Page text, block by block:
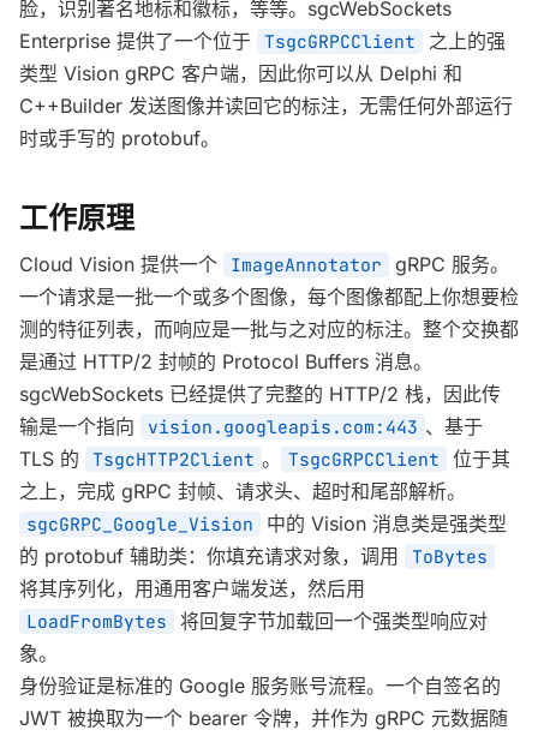
脸，识别著名地标和徽标，等等。sgcWebSockets
Enterprise 提供了一个位于 TsgcGRPCClient
之上的强
类型 Vision gRPC 客户端，因此你可以从 Delphi 和
C++Builder 发送图像并读回它的标注，无需任何外部运行
时或手写的 protobuf。
工作原理
Cloud Vision 提供一个 ImageAnnotator
gRPC 服务。
一个请求是一批一个或多个图像，每个图像都配上你想要检
测的特征列表，而响应是一批与之对应的标注。整个交换都
是通过 HTTP/2 封帧的 Protocol Buffers 消息。
sgcWebSockets 已经提供了完整的 HTTP/2 栈，因此传
输是一个指向
vision.googleapis.com:443 、基于
TLS 的
TsgcHTTP2Client 。 TsgcGRPCClient
位于其
之上，完成 gRPC 封帧、请求头、超时和尾部解析。
sgcGRPC_Google_Vision
中的 Vision 消息类是强类型
的 protobuf 辅助类：你填充请求对象，调用
ToBytes
将其序列化，用通用客户端发送，然后用
LoadFromBytes
将回复字节加载回一个强类型响应对
象。
身份验证是标准的 Google 服务账号流程。一个自签名的
JWT 被换取为一个 bearer 令牌，并作为 gRPC 元数据随